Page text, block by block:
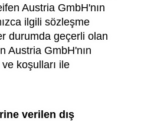
Austria GmbH'nın
ilgili sözleşme
durumda geçerli olan
Austria GmbH'nın
koşulları ile
verilen dış